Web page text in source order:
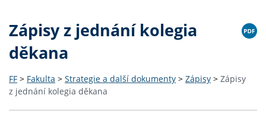
Zápisy z jednání kolegia
děkana
FF > Fakulta > Strategie a další dokumenty > Zápisy > Zápisy
z jednání kolegia děkana